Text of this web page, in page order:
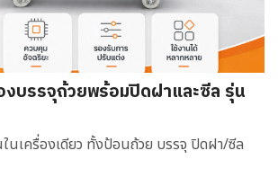
งบรรจุถ้วยพร้อมปิดฝาและซีล รุ่น
นเครื่องเดียว ทั้งป้อนถ้วย บรรจุ ปิดฝา/ซีล